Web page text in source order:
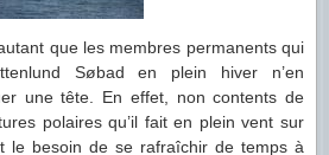
que les membres permanents qui
Søbad en plein hiver n’en
une tête. En effet, non contents de
polaires qu’il fait en plein vent sur
le besoin de se rafraîchir de temps à